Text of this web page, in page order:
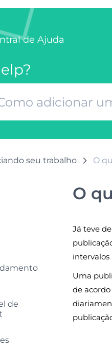
de Ajuda
seu trabalho O
de
O
Já teve
intervalos
Uma
de